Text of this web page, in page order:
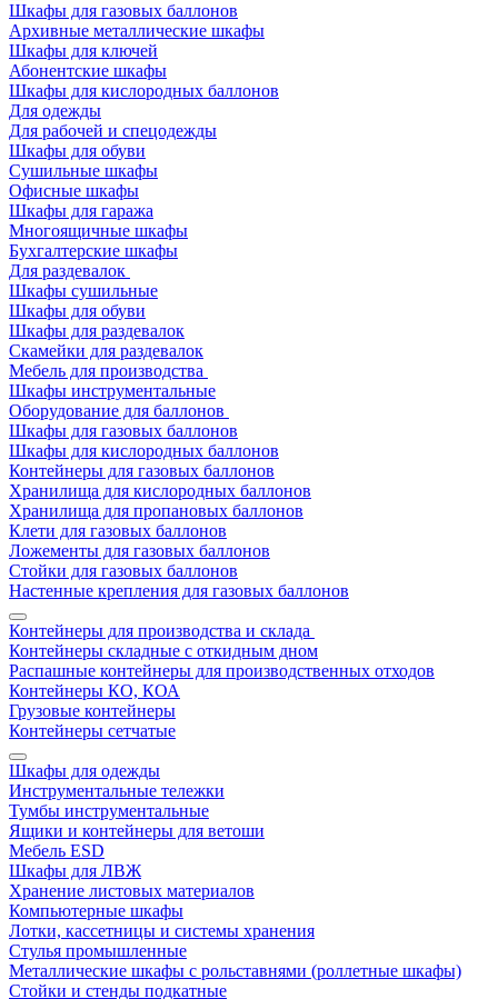
Шкафы для газовых баллонов
Архивные металлические шкафы
Шкафы для ключей
Абонентские шкафы
Шкафы для кислородных баллонов
Для одежды
Для рабочей и спецодежды
Шкафы для обуви
Сушильные шкафы
Офисные шкафы
Шкафы для гаража
Многоящичные шкафы
Бухгалтерские шкафы
Для раздевалок
Шкафы сушильные
Шкафы для обуви
Шкафы для раздевалок
Скамейки для раздевалок
Мебель для производства
Шкафы инструментальные
Оборудование для баллонов
Шкафы для газовых баллонов
Шкафы для кислородных баллонов
Контейнеры для газовых баллонов
Хранилища для кислородных баллонов
Хранилища для пропановых баллонов
Клети для газовых баллонов
Ложементы для газовых баллонов
Стойки для газовых баллонов
Настенные крепления для газовых баллонов
Контейнеры для производства и склада
Контейнеры складные с откидным дном
Распашные контейнеры для производственных отходов
Контейнеры КО, КОА
Грузовые контейнеры
Контейнеры сетчатые
Шкафы для одежды
Инструментальные тележки
Тумбы инструментальные
Ящики и контейнеры для ветоши
Мебель ESD
Шкафы для ЛВЖ
Хранение листовых материалов
Компьютерные шкафы
Лотки, кассетницы и системы хранения
Стулья промышленные
Металлические шкафы с рольставнями (роллетные шкафы)
Стойки и стенды подкатные